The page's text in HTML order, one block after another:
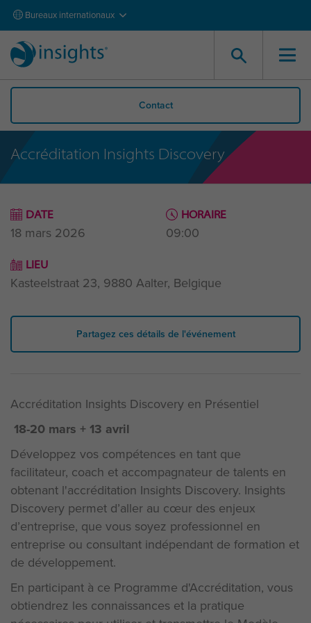
Bureaux internationaux
Contact
Accréditation Insights Discovery
DATE
18 mars 2026
HORAIRE
09:00
LIEU
Kasteelstraat 23, 9880 Aalter, Belgique
Partagez ces détails de l'événement
Accréditation Insights Discovery en Présentiel
18-20 mars + 13 avril
Développez vos compétences en tant que
facilitateur, coach et accompagnateur de talents en
obtenant l'accréditation Insights Discovery. Insights
Discovery permet d’aller au cœur des enjeux
d’entreprise, que vous soyez professionnel en
entreprise ou consultant indépendant de formation et
de développement.
En participant à ce Programme d'Accréditation, vous
obtiendrez les connaissances et la pratique